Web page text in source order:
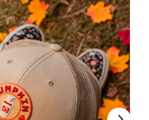
y Novedades
y Loncheras
®